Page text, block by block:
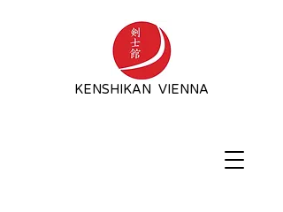
KENSHIKAN VIENNA